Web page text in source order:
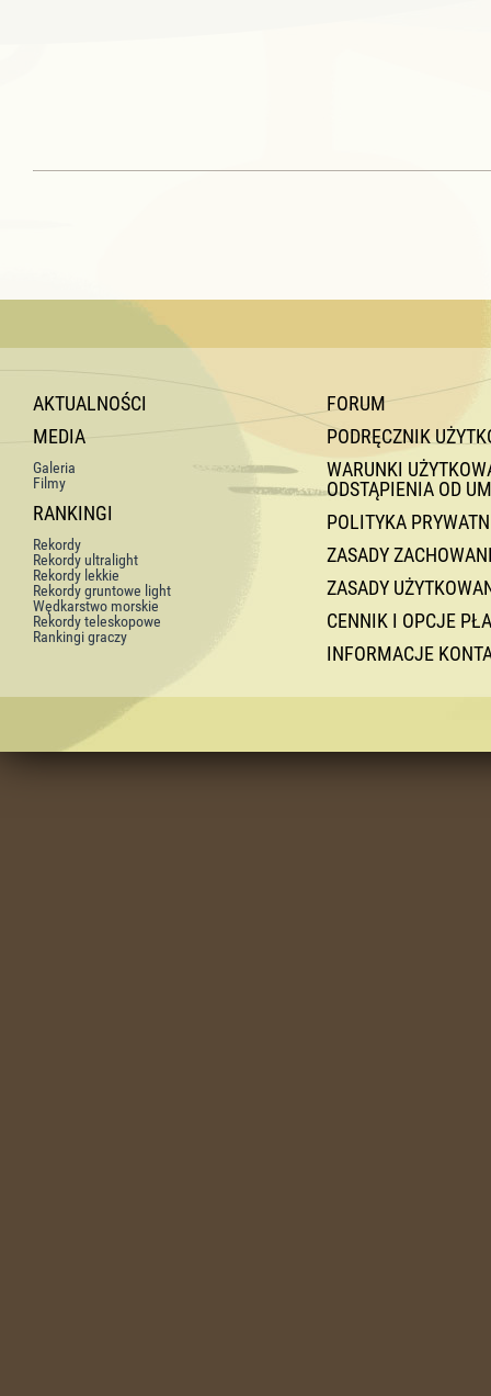
AKTUALNOŚCI
MEDIA
Galeria
Filmy
RANKINGI
Rekordy
Rekordy ultralight
Rekordy lekkie
Rekordy gruntowe light
Wędkarstwo morskie
Rekordy teleskopowe
Rankingi graczy
FORUM
PODRĘCZNIK
WARUNKI
ODSTĄPIENIA OD
POLITYKA
ZASADY
ZASADY
CENNIK I OPCJE
INFORMACJE